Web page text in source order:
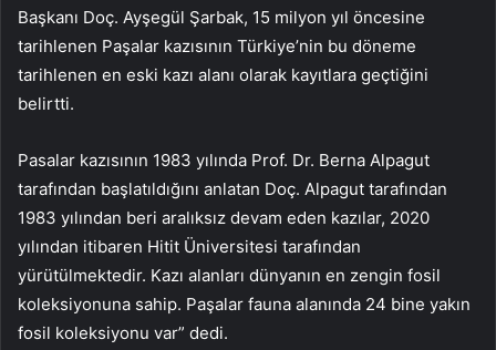
Başkanı Doç. Ayşegül Şarbak, 15 milyon yıl öncesine
tarihlenen Paşalar kazısının Türkiye’nin bu döneme
tarihlenen en eski kazı alanı olarak kayıtlara geçtiğini
belirtti.
Pasalar kazısının 1983 yılında Prof. Dr. Berna Alpagut
tarafından başlatıldığını anlatan Doç. Alpagut tarafından
1983 yılından beri aralıksız devam eden kazılar, 2020
yılından itibaren Hitit Üniversitesi tarafından
yürütülmektedir. Kazı alanları dünyanın en zengin fosil
koleksiyonuna sahip. Paşalar fauna alanında 24 bine yakın
fosil koleksiyonu var” dedi.